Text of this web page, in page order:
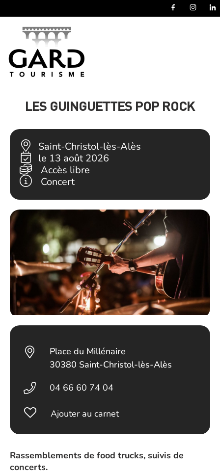
LES GUINGUETTES POP ROCK
Saint-Christol-lès-Alès
le 13 août 2026
Accès libre
Concert
Rassemblements de food trucks, suivis de
concerts.
Place du Millénaire
30380 Saint-Christol-lès-Alès
04 66 60 74 04
Ajouter au carnet